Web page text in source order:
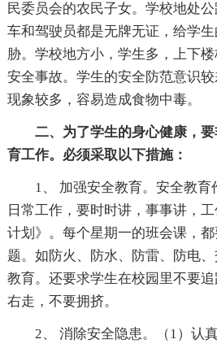
民委员会的农民子女。学校地处
车和驾驶员都是无牌无证，给学
胁。学校地方小，学生多，上下
安全事故。学生的安全防范意识
现象较多，容易造成食物中毒。
二、为了学生的身心健康，
育工作。必须采取以下措施：
1、 加强安全教育。安全教
日常工作，要时时讲，事事讲，
计划》。每个星期一的班会课，
题。如防火、防水、防雷、防电
教育。还要求学生在校园里不要
右走，不要拥挤。
2、 消除安全隐患。（1）认